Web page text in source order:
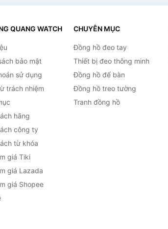
QUANG WATCH
bảo mật
sử dụng
trách nhiệm
hãng
công ty
từ khóa
giá Tiki
giá Lazada
giá Shopee
CHUYÊN MỤC
Đồng hồ đeo tay
Thiết bị đeo thông minh
Đồng hồ để bàn
Đồng hồ treo tường
Tranh đồng hồ